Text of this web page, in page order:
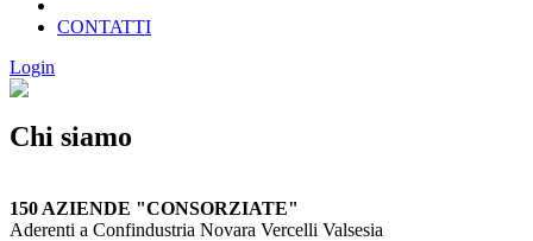
CONTATTI
Login
Chi siamo
150 AZIENDE "CONSORZIATE"
Aderenti a Confindustria Novara Vercelli Valsesia